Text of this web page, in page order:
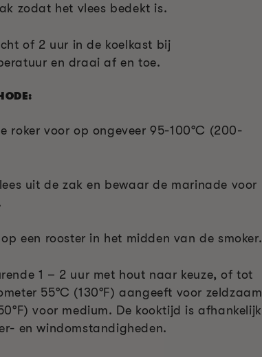
zodat het vlees bedekt is.
of 2 uur in de koelkast bij
en draai af en toe.
roker voor op ongeveer 95-100°C (200-
uit de zak en bewaar de marinade voor
een rooster in het midden van de smoker.
1 – 2 uur met hout naar keuze, of tot
55°C (130°F) aangeeft voor zeldzaam
voor medium. De kooktijd is afhankelijk
en windomstandigheden.